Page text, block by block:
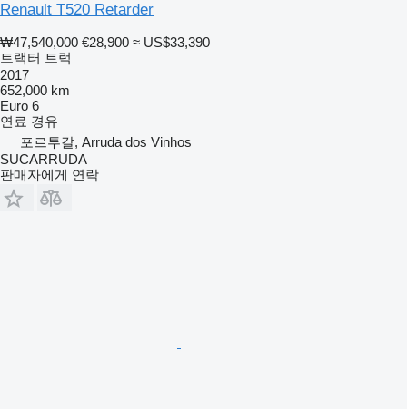
Renault T520 Retarder
₩47,540,000 €28,900 ≈ US$33,390
트랙터 트럭
2017
652,000 km
Euro 6
연료 경유
포르투갈, Arruda dos Vinhos
SUCARRUDA
판매자에게 연락